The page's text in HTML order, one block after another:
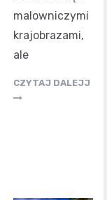
malowniczymi
krajobrazami,
ale
CZYTAJ DALEJJ